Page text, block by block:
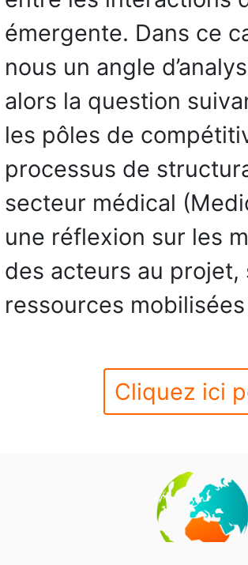
émergente. Dans ce
nous un angle
alors la question
les pôles de
processus de
secteur médical
une réflexion sur les
des acteurs au
ressources
Cliquez ici